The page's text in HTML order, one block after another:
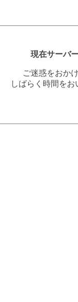
現在サーバ
ご迷惑をおか
しばらく時間を